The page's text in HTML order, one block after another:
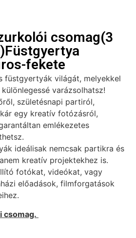
csomag(3
fekete
füstgyertyák világát, melyekkel
varázsolhatsz!
születésnapi partiról,
egy kreatív fotózásról,
emlékezetes
ideálisak nemcsak partikra és
kreatív projektekhez is.
fotókat, videókat, vagy
előadások, filmforgatások
csomag.